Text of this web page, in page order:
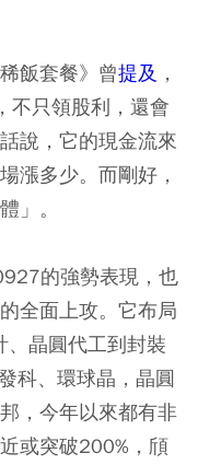
飯套餐》曾提及 ，
不只領股利，還會
說，它的現金流來
漲多少。而剛好，
」。
的強勢表現，也
全面上攻。它布局
、晶圓代工到封裝
科、環球晶，晶圓
，今年以來都有非
或突破200%，頎